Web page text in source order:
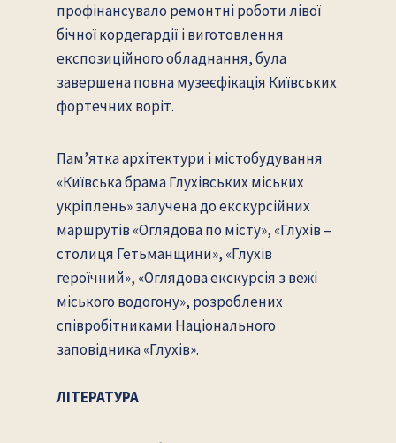
профінансувало ремонтні роботи лівої
бічної кордегардії і виготовлення
експозиційного обладнання, була
завершена повна музеєфікація Київських
фортечних воріт.
Пам’ятка архітектури і містобудування
«Київська брама Глухівських міських
укріплень» залучена до екскурсійних
маршрутів «Оглядова по місту», «Глухів –
столиця Гетьманщини», «Глухів
героїчний», «Оглядова екскурсія з вежі
міського водогону», розроблених
співробітниками Національного
заповідника «Глухів».
ЛІТЕРАТУРА